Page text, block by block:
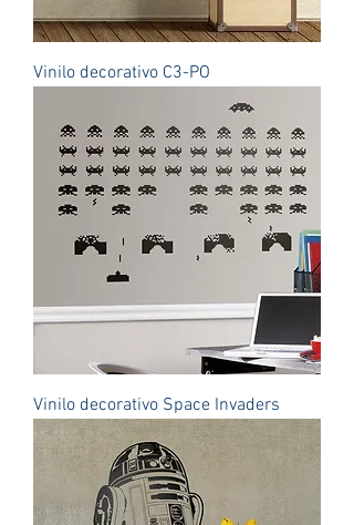
Vinilo decorativo C3-PO
Vinilo decorativo Space Invaders